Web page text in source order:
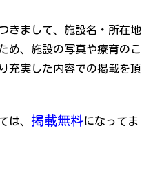
きまして、施設名・所在地
め、施設の写真や療育のこ
充実した内容での掲載を頂
は、 掲載無料になってま